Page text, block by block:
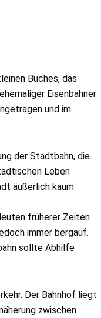
Buches, das
Eisenbahner
und im
der Stadtbahn, die
Leben
äußerlich kaum
früherer Zeiten
immer bergauf.
sollte Abhilfe
Der Bahnhof liegt
zwischen